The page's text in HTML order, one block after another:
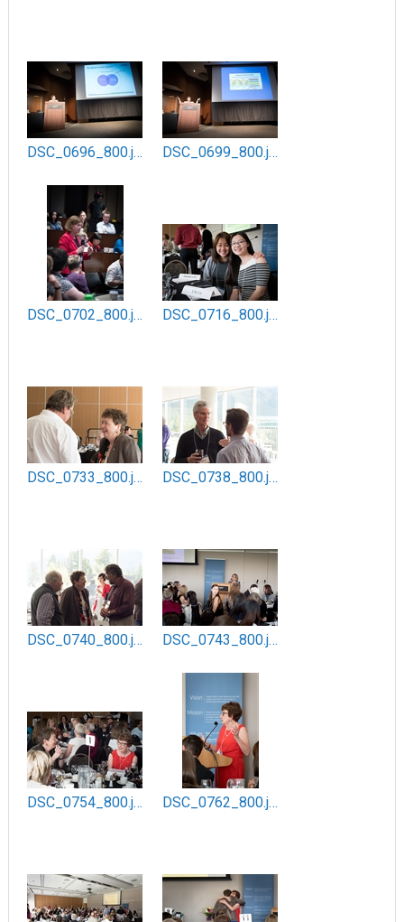
DSC_0696_800.jpg DSC_0699_800.jpg
DSC_0702_800.jpg DSC_0716_800.jpg
DSC_0733_800.jpg DSC_0738_800.jpg
DSC_0740_800.jpg DSC_0743_800.jpg
DSC_0754_800.jpg DSC_0762_800.jpg